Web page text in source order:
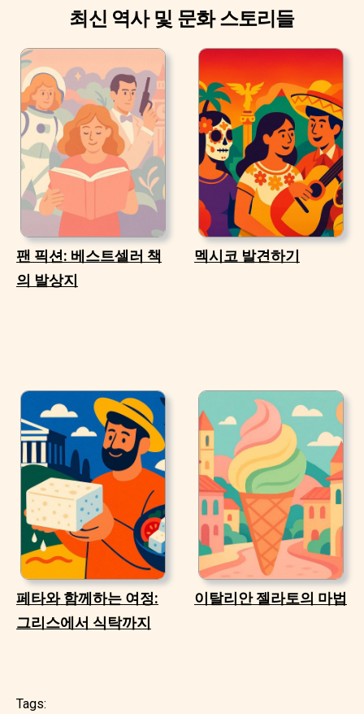
최신 역사 및 문화 스토리들
팬 픽션: 베스트셀러 책
의 발상지
멕시코 발견하기
페타와 함께하는 여정:
그리스에서 식탁까지
이탈리안 젤라토의 마법
Tags: